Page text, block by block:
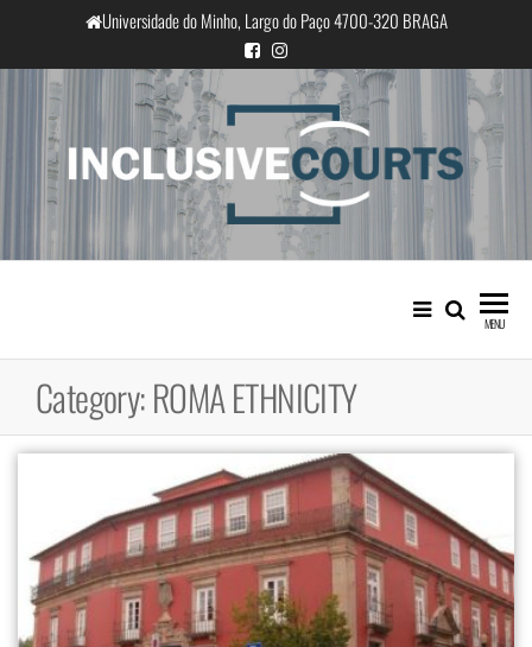
the
content
Universidade do Minho, Largo do Paço 4700-320 BRAGA
InclusiveCourts
Equality and cultural difference in
Portuguese judicial practice
MENU
Category:ROMA ETHNICITY